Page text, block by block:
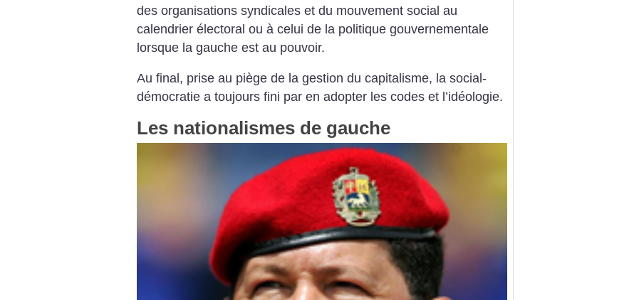
des organisations syndicales et du mouvement social au
calendrier électoral ou à celui de la politique gouvernementale
lorsque la gauche est au pouvoir.
Au final, prise au piège de la gestion du capitalisme, la social-
démocratie a toujours fini par en adopter les codes et l’idéologie.
Les nationalismes de gauche